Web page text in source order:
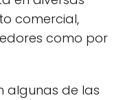
comercial,
como por
algunas de las